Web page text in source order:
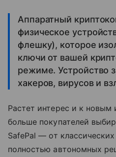
Аппаратный
физическое
флешку), которое
ключи от вашей
режиме. Устройство
хакеров, вирусов и
Растет интерес и к новым
больше покупателей
SafePal — от
полностью автономных